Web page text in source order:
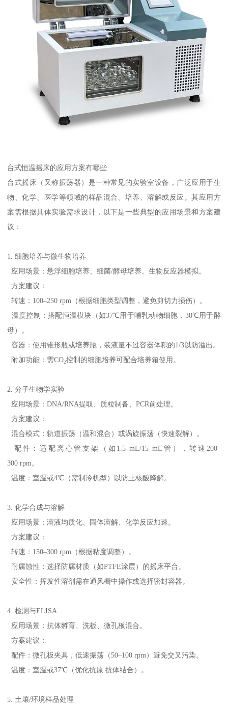
台式恒温摇床的应用方案有哪些
台式摇床（又称振荡器）是一种常见的实验室设备，广泛应用于生
物、化学、医学等领域的样品混合、培养、溶解或反应。其应用方
案需根据具体实验需求设计，以下是一些典型的应用场景和方案建
议：
1. 细胞培养与微生物培养
应用场景：悬浮细胞培养、细菌/酵母培养、生物反应器模拟。
方案建议：
转速：100–250 rpm（根据细胞类型调整，避免剪切力损伤）。
温度控制：搭配恒温模块（如37℃用于哺乳动物细胞，30℃用于酵
母）。
容器：使用锥形瓶或培养瓶，装液量不过容器体积的1/3以防溢出。
附加功能：需CO₂控制的细胞培养可配合培养箱使用。
2. 分子生物学实验
应用场景：DNA/RNA提取、质粒制备、PCR前处理。
方案建议：
混合模式：轨道振荡（温和混合）或涡旋振荡（快速裂解）。
配件：适配离心管支架（如1.5 mL/15 mL管），转速200–
300 rpm。
温度：室温或4℃（需制冷机型）以防止核酸降解。
3. 化学合成与溶解
应用场景：溶液均质化、固体溶解、化学反应加速。
方案建议：
转速：150–300 rpm（根据粘度调整）。
耐腐蚀性：选择防腐材质（如PTFE涂层）的摇床平台。
安全性：挥发性溶剂需在通风橱中操作或选择密封容器。
4. 检测与ELISA
应用场景：抗体孵育、洗板、微孔板混合。
方案建议：
配件：微孔板夹具，低速振荡（50–100 rpm）避免交叉污染。
温度：室温或37℃（优化抗原 抗体结合）。
5. 土壤/环境样品处理